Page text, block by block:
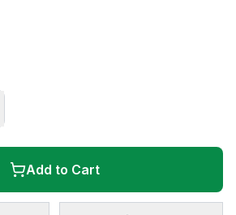
Add to Cart